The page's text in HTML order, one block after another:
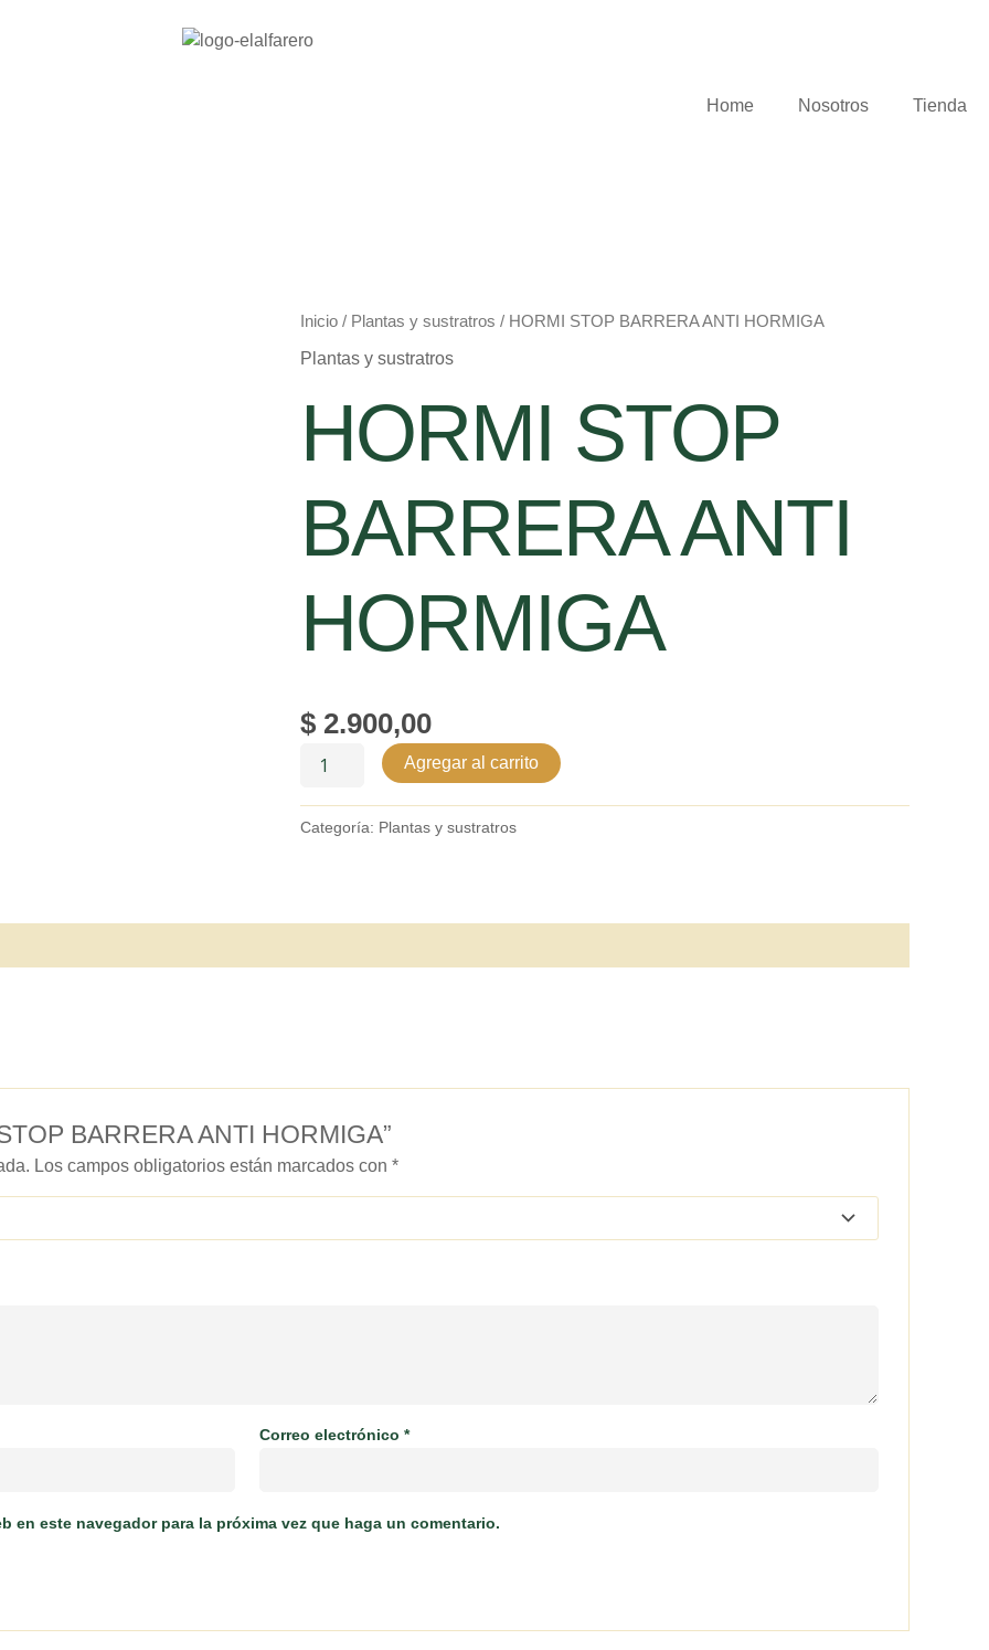
Home Nosotros Tienda
Inicio / Plantas y sustratros / HORMI STOP BARRERA ANTI HORMIGA
Plantas y sustratros
HORMI STOP
BARRERA ANTI
HORMIGA
$ 2.900,00
HORMI
BARRERA
HORMIGA
cantidad
Agregar al carrito
Categoría: Plantas y sustratros
BARRERA ANTI HORMIGA”
Los campos obligatorios están marcados con *
Correo electrónico*
en este navegador para la próxima vez que haga un comentario.